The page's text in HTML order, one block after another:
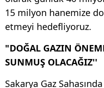
15 milyon hanemize
etmeyi hedefliyoruz.
"DOĞAL GAZIN
SUNMUŞ OLACAĞIZ''
Sakarya Gaz